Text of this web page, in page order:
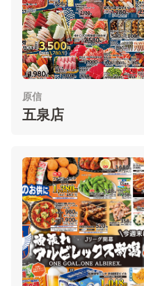
原信
五泉店